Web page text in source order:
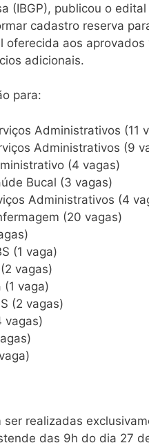
(IBGP), publicou o
cadastro reserva
oferecida aos
adicionais.
para:
Administrativos (11
Administrativos (9
(4 vagas)
Bucal (3 vagas)
Administrativos (4
(20 vagas)
(1 vaga)
vagas)
(1 vaga)
(2 vagas)
vagas)
ser realizadas
das 9h do dia 27